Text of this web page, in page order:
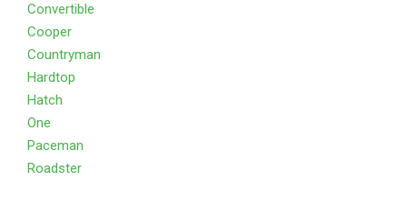
Convertible
Cooper
Countryman
Hardtop
Hatch
One
Paceman
Roadster